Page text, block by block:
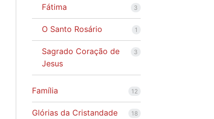
Fátima 3
O Santo Rosário 1
Sagrado Coração de
Jesus
3
Família 12
Glórias da Cristandade 18